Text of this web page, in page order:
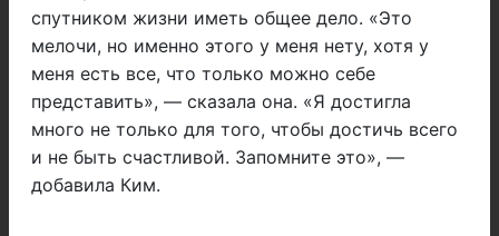
спутником жизни иметь общее дело. «Это
мелочи, но именно этого у меня нету, хотя у
меня есть все, что только можно себе
представить», — сказала она. «Я достигла
много не только для того, чтобы достичь всего
и не быть счастливой. Запомните это», —
добавила Ким.